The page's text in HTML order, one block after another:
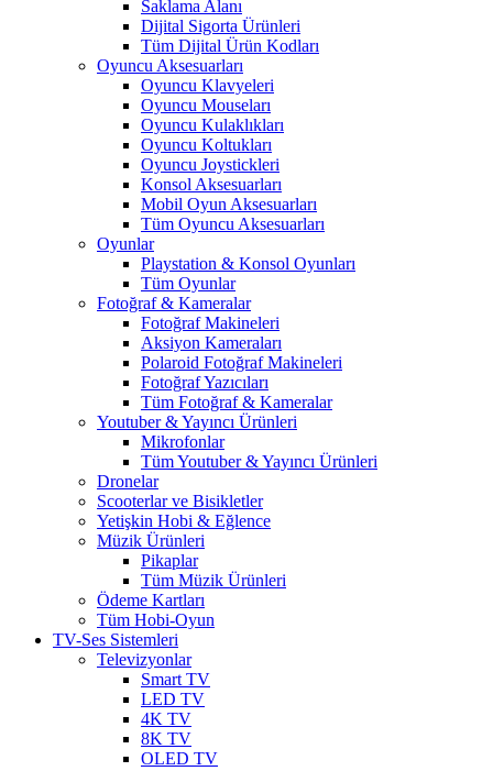
Saklama Alanı
Dijital Sigorta Ürünleri
Tüm Dijital Ürün Kodları
Oyuncu Aksesuarları
Oyuncu Klavyeleri
Oyuncu Mouseları
Oyuncu Kulaklıkları
Oyuncu Koltukları
Oyuncu Joystickleri
Konsol Aksesuarları
Mobil Oyun Aksesuarları
Tüm Oyuncu Aksesuarları
Oyunlar
Playstation & Konsol Oyunları
Tüm Oyunlar
Fotoğraf & Kameralar
Fotoğraf Makineleri
Aksiyon Kameraları
Polaroid Fotoğraf Makineleri
Fotoğraf Yazıcıları
Tüm Fotoğraf & Kameralar
Youtuber & Yayıncı Ürünleri
Mikrofonlar
Tüm Youtuber & Yayıncı Ürünleri
Dronelar
Scooterlar ve Bisikletler
Yetişkin Hobi & Eğlence
Müzik Ürünleri
Pikaplar
Tüm Müzik Ürünleri
Ödeme Kartları
Tüm Hobi-Oyun
TV-Ses Sistemleri
Televizyonlar
Smart TV
LED TV
4K TV
8K TV
OLED TV